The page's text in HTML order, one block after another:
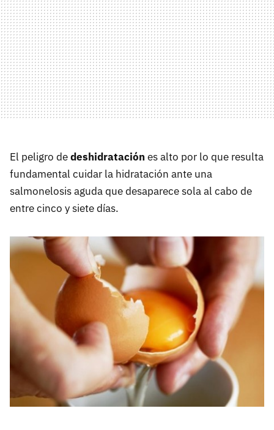
El peligro dedeshidratación es alto por lo que resulta
fundamental cuidar la hidratación ante una
salmonelosis aguda que desaparece sola al cabo de
entre cinco y siete días.